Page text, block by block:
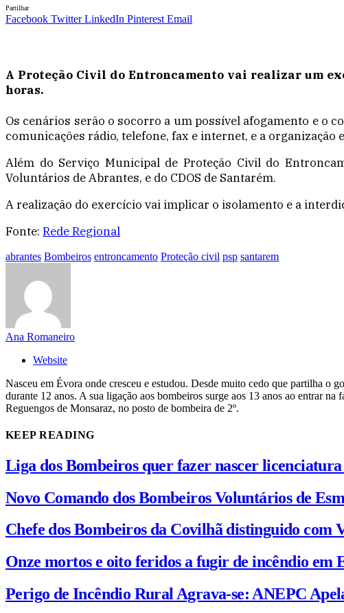
Partilhar
Facebook Twitter LinkedIn Pinterest Email
A Proteção Civil do Entroncamento vai realizar um
horas.
Os cenários serão o socorro a um possível afogamento e o
comunicações rádio, telefone, fax e internet, e a organização
Além do Serviço Municipal de Proteção Civil do
Voluntários de Abrantes, e do CDOS de Santarém.
A realização do exercício vai implicar o isolamento e a
Fonte: Rede Regional
abrantes Bombeiros entroncamento Proteção civil psp santarem
Ana Romaneiro
Website
Nasceu em Évora onde cresceu e estudou. Desde muito cedo que partilha o
durante 12 anos. A sua ligação aos bombeiros surge aos 13 anos ao entrar
Reguengos de Monsaraz, no posto de bombeira de 2º.
KEEP READING
Liga dos Bombeiros quer fazer nascer
Novo Comando dos Bombeiros Voluntários de
Chefe dos Bombeiros da Covilhã distinguido com
Onze mortos e oito feridos a fugir de incêndio em
Perigo de Incêndio Rural Agrava-se: ANEPC